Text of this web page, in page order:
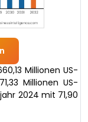
Millionen US-
Millionen US-
2024 mit 71,90